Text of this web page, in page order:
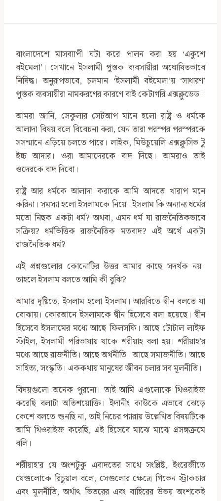
বাংলাদেশে মাসব্যাপী ঘটা করে পালন করা হয় ‘একুশে
বইমেলা’। সেখানে ইসলামী পুস্তক ব্যবসায়ীরা অঘোষিতভাবে
নিষিদ্ধ। অনুরূপভাবে, চলমান ‘ইসলামী বইমেলা’য় ‘সাধারণ’
পুস্তক ব্যবসায়ীরা নামকরণের কারণে বাই কেটাগরি এক্সক্লুডেড।
আমরা জানি, সেকুলার সেটআপ মানে হলো রাষ্ট্র ও ধর্মকে
আলাদা বিষয় বলে বিবেচনা করা, যেন তারা পরস্পর পরস্পরকে
সসম্মানে এড়িয়ে চলতে পারে। লাইক, মিউচুয়েলি এক্সক্লুসিভ টু
ইচ্চ আদার। ওরা আমাদেরকে বাদ দিছে। আমরাও তাই
ওদেরকে বাদ দিবো।
রাষ্ট্র আর ধর্মকে আলাদা করাকে আমি আদতে খারাপ মনে
করিনা। সমস্যা হলো ইসলামকে নিয়ে। ইসলাম কি অন্যান্য ধর্মের
মতো নিছক একটা ধর্ম? অথবা, এমন ধর্ম যা রাজনৈতিকভাবে
সক্রিয়? ধর্মভিত্তিক রাজনৈতিক মতবাদ? এই অর্থে একটা
রাজনৈতিক ধর্ম?
এই প্রশ্নগুলোর কোনোটির উত্তর আমার কাছে সদর্থক নয়।
তাহলে ইসলাম বলতে আমি কী বুঝি?
আমার দৃষ্টিতে, ইসলাম হলো ইসলাম। আরবিতে দ্বীন বলতে যা
বোঝায়। কোরআনে ইসলামকে দ্বীন হিসেবে বলা হয়েছে। দ্বীন
হিসেবে ইসলামের মধ্যে আছে ফিলসফি। আছে টোটাল লাইফ
স্টাইল, ইসলামী পরিভাষায় যাকে শরীয়াহ বলা হয়। শরীয়াহ’র
মধ্যে আছে রাজনীতি। আছে অর্থনীতি। আছে সমাজনীতি। আছে
সাহিত্য, সংস্কৃতি। এককথায় মানুষের জীবন চলার সব মূলনীতি।
বিষয়গুলো অনেক পুরনো। তাই আমি এগুলোকে থিওরাইজ
করেছি বলাটা অতিশয়োক্তি। ইদানীং কাউকে এভাবে ঝেড়ে
কেশে বলতে শুনছি না, তাই নিচের প্যারায় উল্লেখিত বিষয়টিকে
আমি থিওরাইজ করেছি, এই হিসেবে মাঝে মাঝে প্রসঙ্গক্রমে
বলি।
শরীয়াহ’র যে অংশটুকু এবাদতের সাথে সংশ্লিষ্ট, ইংরেজীতে
যেগুলোকে রিচুয়াল বলে, সেগুলোর ক্ষেত্রে গিভেন স্ট্রাকচার
এবং মূলনীতি, অর্থাৎ ভিতরের এবং বাহিরের উভয় অংশকেই